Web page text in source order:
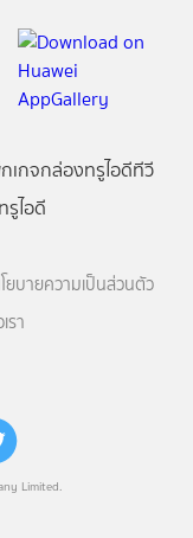
Limited.
เกจกล่องทรูไอดีทีวี
รูไอดี
ยบายความเป็นส่วนตัว
รา